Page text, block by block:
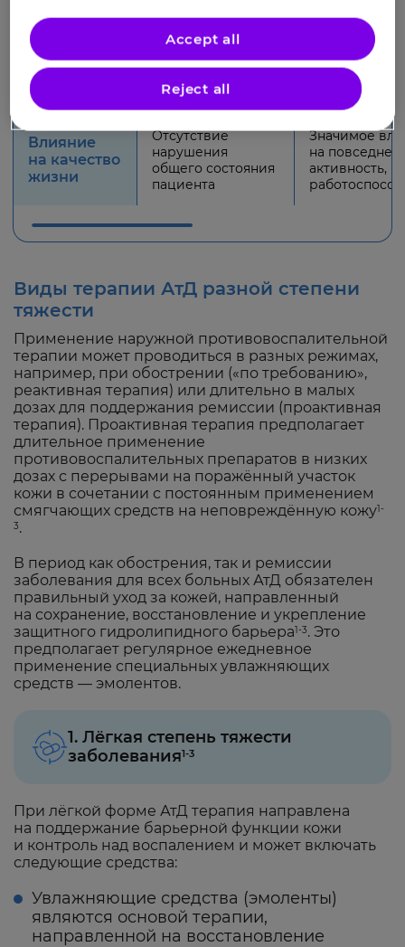
и шелушение
Обострения
Редкие (реже 1–
2 раз в год)
3–4 раза в год
с
Влияние
на качество
жизни
Отсутствие
нарушения
общего состояния
пациента
Значимое
на
активность,
Виды терапии АтД разной степени
тяжести
Применение наружной противовоспалительной
терапии может проводиться в разных режимах,
например, при обострении («по требованию»,
реактивная терапия) или длительно в малых
дозах для поддержания ремиссии (проактивная
терапия). Проактивная терапия предполагает
длительное применение
противовоспалительных препаратов в низких
дозах с перерывами на поражённый участок
кожи в сочетании с постоянным применением
смягчающих средств на неповреждённую кожу1-
3.
В период как обострения, так и ремиссии
заболевания для всех больных АтД обязателен
правильный уход за кожей, направленный
на сохранение, восстановление и укрепление
защитного гидролипидного барьера1-3. Это
предполагает регулярное ежедневное
применение специальных увлажняющих
средств — эмолентов.
1. Лёгкая степень тяжести
заболевания1-3
При лёгкой форме АтД терапия направлена
на поддержание барьерной функции кожи
и контроль над воспалением и может включать
следующие средства:
Увлажняющие средства (эмоленты)
являются основой терапии,
направленной на восстановление
Reject all
Accept all